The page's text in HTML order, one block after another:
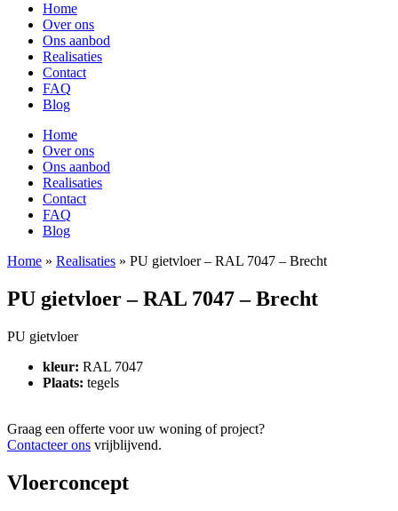
Home
Over ons
Ons aanbod
Realisaties
Contact
FAQ
Blog
Home
Over ons
Ons aanbod
Realisaties
Contact
FAQ
Blog
Home » Realisaties » PU gietvloer – RAL 7047 – Brecht
PU gietvloer – RAL 7047 – Brecht
PU gietvloer
kleur: RAL 7047
Plaats: tegels
Graag een offerte voor uw woning of project?
Contacteer ons vrijblijvend.
Vloerconcept